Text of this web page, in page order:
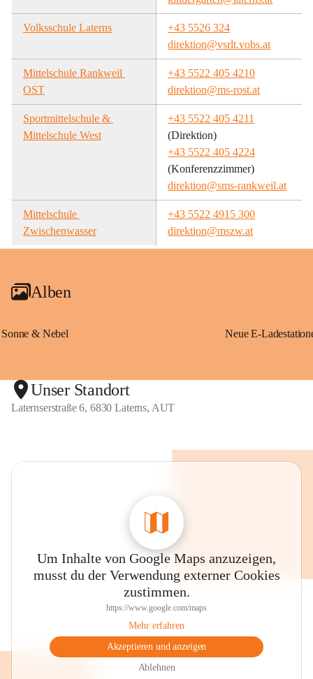
Volksschule Laterns
+43 5526 324
direktion@vsrlt.vobs.at
Mittelschule Rankweil
OST
+43 5522 405 4210
direktion@ms-rost.at
Sportmittelschule &
Mittelschule West
+43 5522 405 4211
(Direktion)
+43 5522 405 4224
(Konferenzzimmer)
direktion@sms-rankweil.at
Mittelschule
Zwischenwasser
+43 5522 4915 300
direktion@mszw.at
Alben
Sonne & Nebel
Unser Standort
Laternserstraße 6, 6830 Laterns, AUT
Um Inhalte von Google Maps anzuzeigen,
musst du der Verwendung externer Cookies
zustimmen.
https://www.google.com/maps
Mehr erfahren
Akzeptieren und anzeigen
Ablehnen